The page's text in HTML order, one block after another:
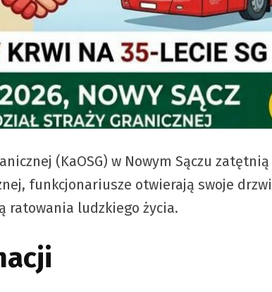
(KaOSG) w Nowym Sączu
funkcjonariusze otwierają swoje
ratowania ludzkiego życia.